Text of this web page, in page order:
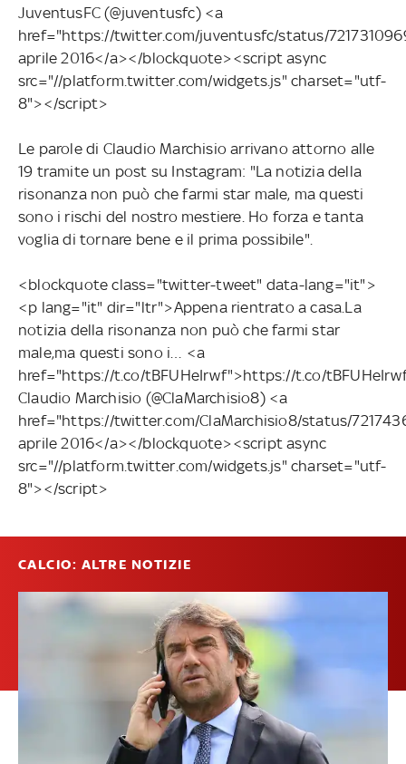
JuventusFC (@juventusfc) <a
href="https://twitter.com/juventusfc/status/
aprile 2016</a></blockquote><script async
src="//platform.twitter.com/widgets.js" charset="utf-
8"></script>
Le parole di Claudio Marchisio arrivano attorno alle
19 tramite un post su Instagram: "La notizia della
risonanza non può che farmi star male, ma questi
sono i rischi del nostro mestiere. Ho forza e tanta
voglia di tornare bene e il prima possibile".
<blockquote class="twitter-tweet" data-lang="it">
<p lang="it" dir="ltr">Appena rientrato a casa.La
notizia della risonanza non può che farmi star
male,ma questi sono i… <a
href="https://t.co/tBFUHeIrwf">https://t.co/
Claudio Marchisio (@ClaMarchisio8) <a
href="https://twitter.com/ClaMarchisio8/status/
aprile 2016</a></blockquote><script async
src="//platform.twitter.com/widgets.js" charset="utf-
8"></script>
CALCIO: ALTRE NOTIZIE